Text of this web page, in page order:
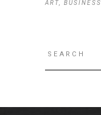
ART BUSINESS